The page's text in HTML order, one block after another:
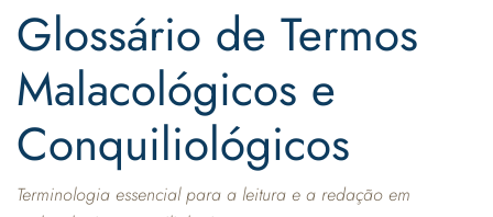
Glossário de Termos
Malacológicos e
Conquiliológicos
Terminologia essencial para a leitura e a redação em